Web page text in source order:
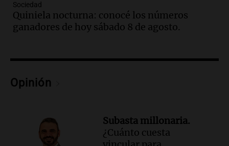
Episodios
Audio.Una nutricionista derribó el mito
del desayuno ideal: qué alimentos
Episodios
Audio.Mateo, a los 25 años, lucha
Sociedad
Quiniela nocturna: conocé los números
ganadores de hoy sábado 8 de agosto.
Opinión
Subasta millonaria.
¿Cuánto cuesta